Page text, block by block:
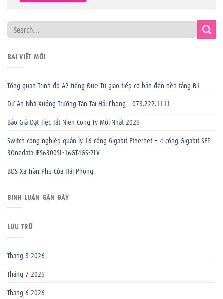
BÀI VIẾT MỚI
Tổng quan Trình độ A2 tiếng Đức: Từ giao tiếp cơ bản đến nền tảng B1
Dự Án Nhà Xưởng Trường Tân Tại Hải Phòng – 078.222.1111
Báo Giá Đặt Tiệc Tất Niên Công Ty Mới Nhất 2026
Switch công nghiệp quản lý 16 cổng Gigabit Ethernet + 4 cổng Gigabit SFP
3Onedata IES6300SL-16GT4GS-2LV
BĐS Xã Trần Phú Của Hải Phòng
BÌNH LUẬN GẦN ĐÂY
LƯU TRỮ
Tháng 8 2026
Tháng 7 2026
Tháng 6 2026